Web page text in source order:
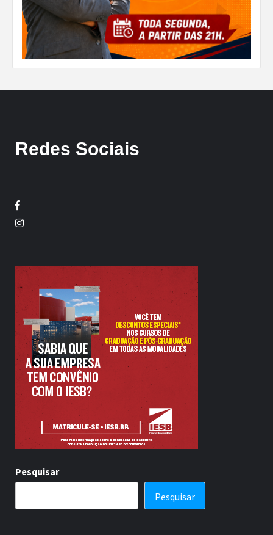
Redes Sociais
Facebook
Twitter
Pesquisar
Pesquisar